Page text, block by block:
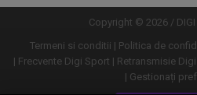
Copyright © 2026 / DIGI
Termeni si conditii
Politica de
Frecvente Digi Sport
Retransmisie
Gestionați